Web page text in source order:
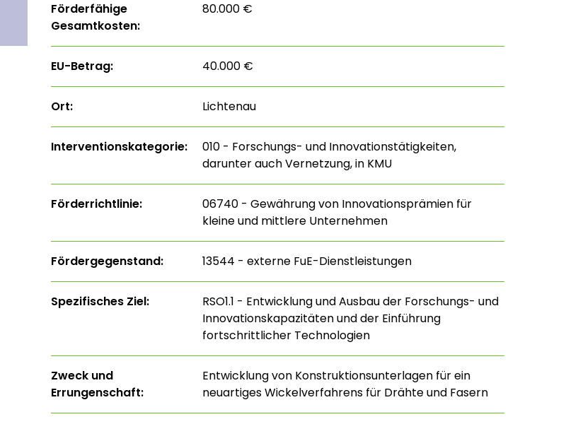
Förderfähige
Gesamtkosten:
80.000 €
EU-Betrag: 40.000 €
Ort: Lichtenau
Interventions­kategorie:
010 - Forschungs- und Innovationstätigkeiten,
darunter auch Vernetzung, in KMU
Förderrichtlinie:
06740 - Gewährung von Innovationsprämien für
kleine und mittlere Unternehmen
Fördergegenstand: 13544 - externe FuE-Dienstleistungen
Spezifisches Ziel:
RSO1.1 - Entwicklung und Ausbau der Forschungs- und
Innovationskapazitäten und der Einführung
fortschrittlicher Technologien
Zweck und
Errungenschaft:
Entwicklung von Konstruktionsunterlagen für ein
neuartiges Wickelverfahrens für Drähte und Fasern